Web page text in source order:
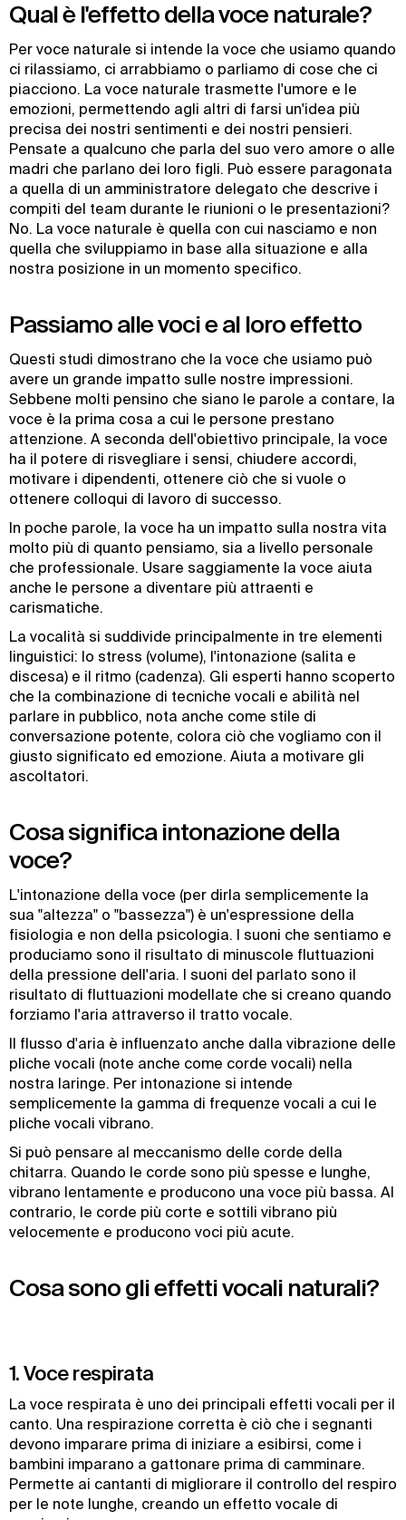
Qual è l'effetto della voce naturale?
Per voce naturale si intende la voce che usiamo quando
ci rilassiamo, ci arrabbiamo o parliamo di cose che ci
piacciono. La voce naturale trasmette l'umore e le
emozioni, permettendo agli altri di farsi un'idea più
precisa dei nostri sentimenti e dei nostri pensieri.
Pensate a qualcuno che parla del suo vero amore o alle
madri che parlano dei loro figli. Può essere paragonata
a quella di un amministratore delegato che descrive i
compiti del team durante le riunioni o le presentazioni?
No. La voce naturale è quella con cui nasciamo e non
quella che sviluppiamo in base alla situazione e alla
nostra posizione in un momento specifico.
Passiamo alle voci e al loro effetto
Questi studi dimostrano che la voce che usiamo può
avere un grande impatto sulle nostre impressioni.
Sebbene molti pensino che siano le parole a contare, la
voce è la prima cosa a cui le persone prestano
attenzione. A seconda dell'obiettivo principale, la voce
ha il potere di risvegliare i sensi, chiudere accordi,
motivare i dipendenti, ottenere ciò che si vuole o
ottenere colloqui di lavoro di successo.
In poche parole, la voce ha un impatto sulla nostra vita
molto più di quanto pensiamo, sia a livello personale
che professionale. Usare saggiamente la voce aiuta
anche le persone a diventare più attraenti e
carismatiche.
La vocalità si suddivide principalmente in tre elementi
linguistici: lo stress (volume), l'intonazione (salita e
discesa) e il ritmo (cadenza). Gli esperti hanno scoperto
che la combinazione di tecniche vocali e abilità nel
parlare in pubblico, nota anche come stile di
conversazione potente, colora ciò che vogliamo con il
giusto significato ed emozione. Aiuta a motivare gli
ascoltatori.
Cosa significa intonazione della
voce?
L'intonazione della voce (per dirla semplicemente la
sua "altezza" o "bassezza") è un'espressione della
fisiologia e non della psicologia. I suoni che sentiamo e
produciamo sono il risultato di minuscole fluttuazioni
della pressione dell'aria. I suoni del parlato sono il
risultato di fluttuazioni modellate che si creano quando
forziamo l'aria attraverso il tratto vocale.
Il flusso d'aria è influenzato anche dalla vibrazione delle
pliche vocali (note anche come corde vocali) nella
nostra laringe. Per intonazione si intende
semplicemente la gamma di frequenze vocali a cui le
pliche vocali vibrano.
Si può pensare al meccanismo delle corde della
chitarra. Quando le corde sono più spesse e lunghe,
vibrano lentamente e producono una voce più bassa. Al
contrario, le corde più corte e sottili vibrano più
velocemente e producono voci più acute.
Cosa sono gli effetti vocali naturali?
1. Voce respirata
La voce respirata è uno dei principali effetti vocali per il
canto. Una respirazione corretta è ciò che i segnanti
devono imparare prima di iniziare a esibirsi, come i
bambini imparano a gattonare prima di camminare.
Permette ai cantanti di migliorare il controllo del respiro
per le note lunghe, creando un effetto vocale di